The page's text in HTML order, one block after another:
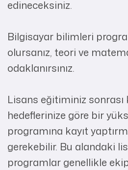
edineceksiniz.
Bilgisayar bilimleri
olursanız, teori ve
odaklanırsınız.
Lisans eğitiminiz sonrası
hedeflerinize göre bir
programına kayıt
gerekebilir. Bu alandaki
programlar genellikle